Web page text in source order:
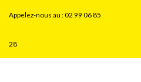
Appelez-nous au :02 99 06 85
28